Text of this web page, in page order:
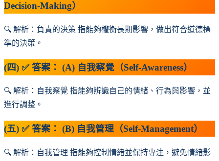
Decision-Making）
🔍 解析：負責的決策 指能夠權衡長期影響，做出符合道德標
準的決策。
(四) ✅ 答案： (A) 自我察覺（Self-Awareness）
🔍 解析：自我察覺 指能夠辨識自己的情緒、行為與影響，並
進行調整。
(五) ✅ 答案： (B) 自我管理（Self-Management）
🔍 解析：自我管理 指能夠控制情緒並保持專注，避免情緒影